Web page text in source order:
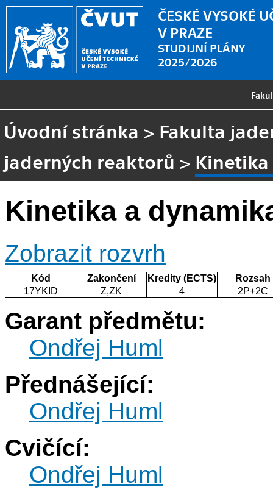
ČESKÉ VYSOKÉ
V PRAZE
STUDIJNÍ PLÁNY
2025/2026
Úvodní stránka > Fakulta
jaderných reaktorů >
Kinetika a
Zobrazit rozvrh
Kód Zakončení Kredity (ECTS)
Rozsah
17YKID
Z,ZK 4 2P+2C
Garant předmětu:
Ondřej Huml
Přednášející:
Ondřej Huml
Cvičící:
Ondřej Huml